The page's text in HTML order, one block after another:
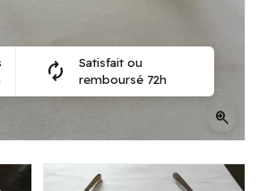
zoom_in
autorenew
Satisfait ou
remboursé 72h